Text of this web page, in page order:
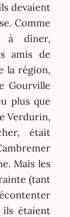
devaient
Comme
à dîner,
amis de
la région,
Gourville
plus que
Verdurin,
était
Mais les
(tant
ils étaient